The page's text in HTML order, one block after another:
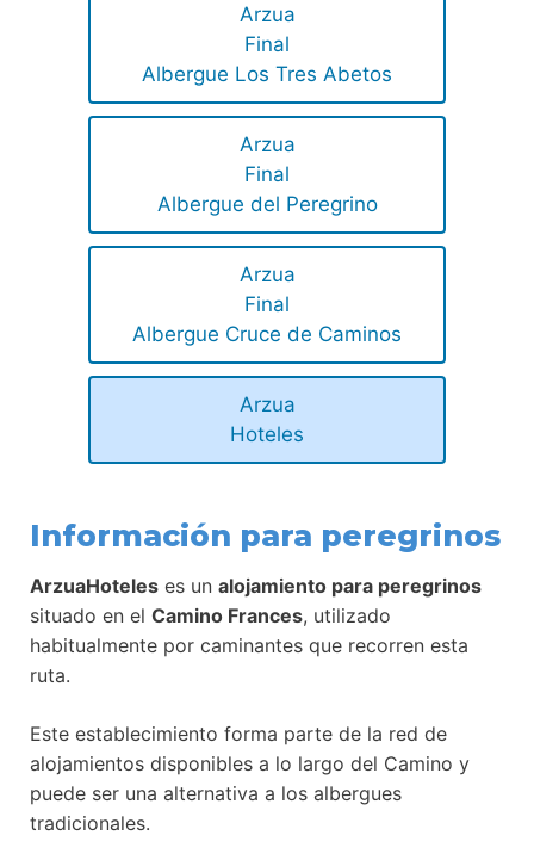
Arzua
Final
Albergue Los Tres Abetos
Arzua
Final
Albergue del Peregrino
Arzua
Final
Albergue Cruce de Caminos
Arzua
Hoteles
Información para peregrinos
ArzuaHoteles es un alojamiento para peregrinos
situado en el Camino Frances, utilizado
habitualmente por caminantes que recorren esta
ruta.
Este establecimiento forma parte de la red de
alojamientos disponibles a lo largo del Camino y
puede ser una alternativa a los albergues
tradicionales.